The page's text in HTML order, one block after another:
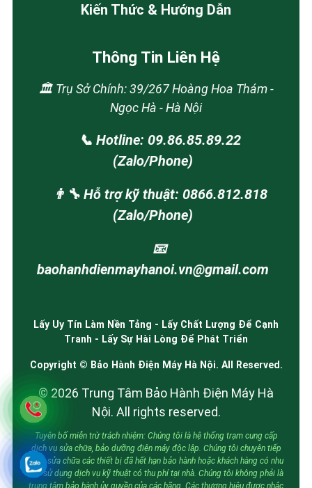
Kiến Thức & Hướng Dẫn
Thông Tin Liên Hệ
🏛️ Trụ Sở Chính: 39/267 Hoàng Hoa Thám -
Ngọc Hà - Hà Nội
📞 Hotline: 09.86.85.89.22
(Zalo/Phone)
👨‍🔧 Hỗ trợ kỹ thuật: 0866.812.818
(Zalo/Phone)
📧
baohanhdienmayhanoi.vn@gmail.com
Lấy Uy Tín Làm Nền Tảng - Lấy Chất Lượng Để Cạnh
Tranh - Lấy Sự Hài Lòng Để Phát Triển
Copyright © Bảo Hành Điện Máy Hà Nội. All Reserved.
© 2026 Trung Tâm Bảo Hành Điện Máy Hà
Nội. All rights reserved.
Tuyên bố miễn trừ trách nhiệm: Chúng tôi là hệ thống trạm cung cấp
dịch vụ sửa chữa, bảo dưỡng điện máy độc lập. Chúng tôi chuyên tiếp
nhận sửa chữa các thiết bị đã hết hạn bảo hành hoặc khách hàng có nhu
cầu sử dụng dịch vụ kỹ thuật có thu phí tại nhà. Chúng tôi không phải là
trung tâm bảo hành ủy quyền của các hãng. Các thương hiệu được nhắc